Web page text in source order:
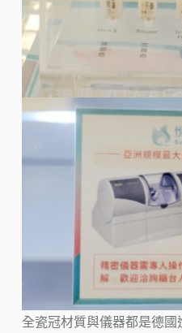
全瓷冠材質與儀器都是德